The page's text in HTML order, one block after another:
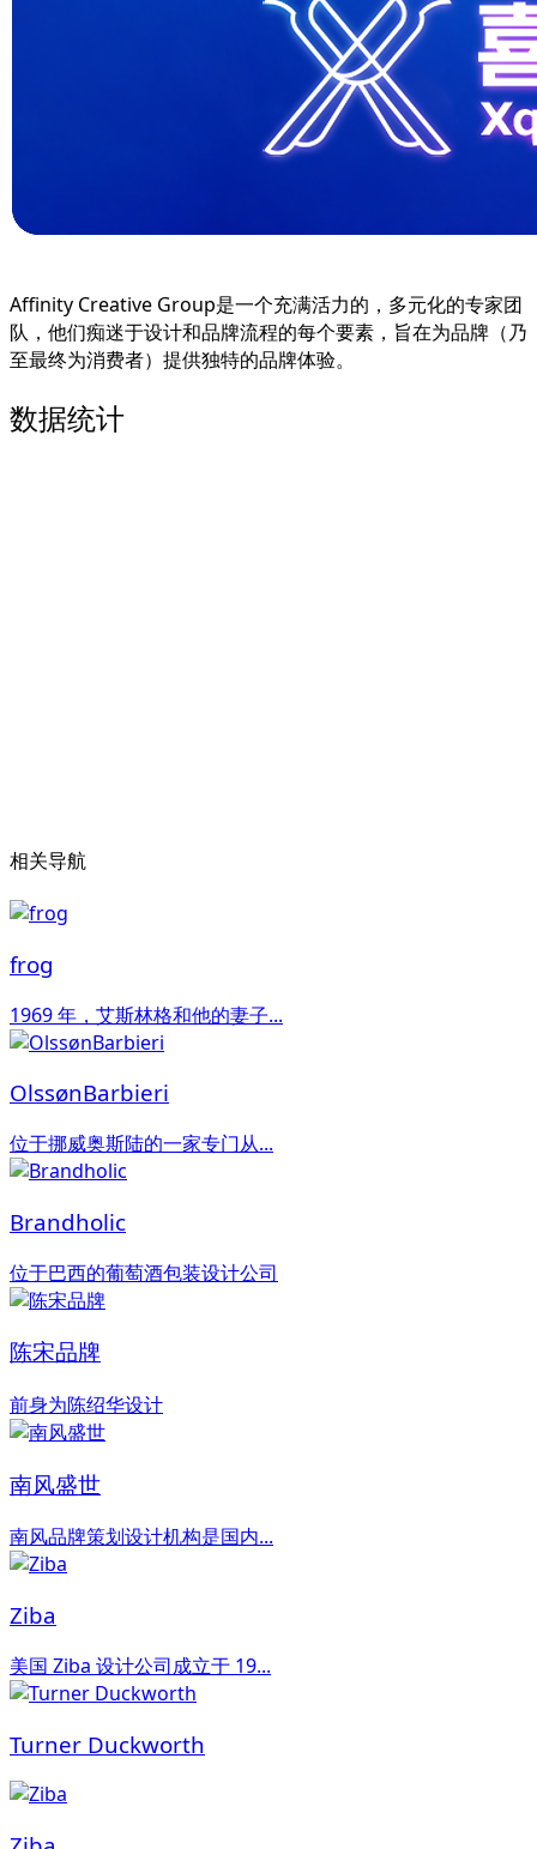
Affinity Creative Group是一个充满活力的，多元化的专家团
队，他们痴迷于设计和品牌流程的每个要素，旨在为品牌（乃
至最终为消费者）提供独特的品牌体验。
数据统计
相关导航
frog
1969 年，艾斯林格和他的妻子...
OlssønBarbieri
位于挪威奥斯陆的一家专门从...
Brandholic
位于巴西的葡萄酒包装设计公司
陈宋品牌
前身为陈绍华设计
南风盛世
南风品牌策划设计机构是国内...
Ziba
美国 Ziba 设计公司成立于 19...
Turner Duckworth